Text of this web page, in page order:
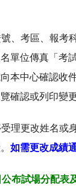
、考區、報考
單位傳真「考
本中心確認收
確認或列印變更
理更改姓名或
如需更改成績
布試場分配表